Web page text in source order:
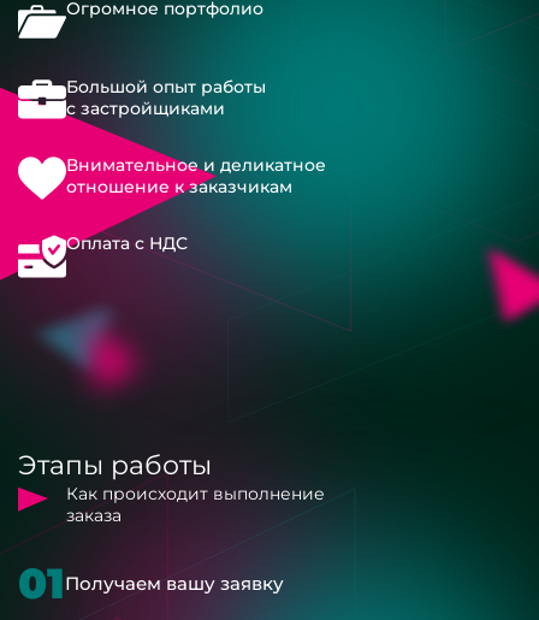
Огромное портфолио
Большой опыт работы
с застройщиками
Внимательное и деликатное
отношение к заказчикам
Оплата с НДС
Этапы работы
Как происходит выполнение
заказа
01Получаем вашу заявку